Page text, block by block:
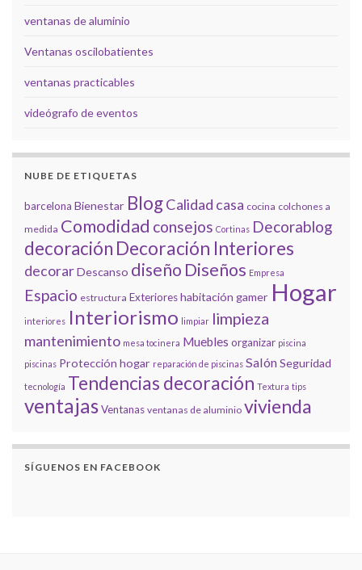
ventanas de aluminio
Ventanas oscilobatientes
ventanas practicables
videógrafo de eventos
NUBE DE ETIQUETAS
barcelona Bienestar BlogCalidad casa cocina colchones a
medida Comodidad consejos Cortinas Decorablog
decoración Decoración Interiores
decorarDescanso diseño Diseños Empresa
Espacio estructura Exterioreshabitación gamer Hogar
interiores Interiorismo limpiar limpieza
mantenimiento mesa tocinera Muebles organizar piscina
piscinas Protección hogar reparación de piscinas SalónSeguridad
tecnología Tendencias decoración Textura tips
ventajasVentanas ventanas de aluminio vivienda
SÍGUENOS EN FACEBOOK